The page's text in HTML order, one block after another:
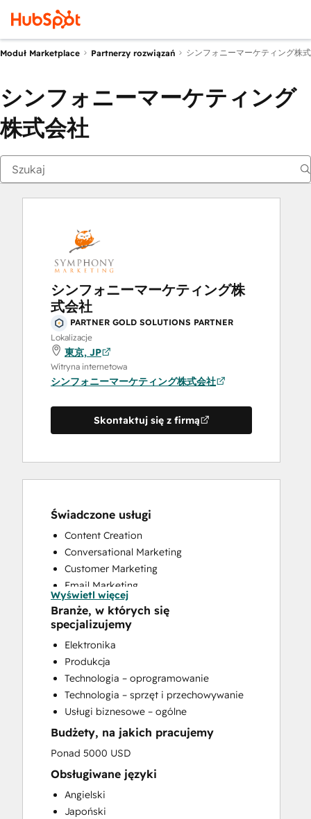
Moduł Marketplace Partnerzy rozwiązań シンフォニーマーケティング株
シンフォニーマーケティング
株式会社
シンフォニーマーケティング株
式会社
PARTNER GOLD SOLUTIONS PARTNER
Lokalizacje
東京, JP
Witryna internetowa
シンフォニーマーケティング株式会社
Skontaktuj się z firmą
Świadczone usługi
Content Creation
Conversational Marketing
Customer Marketing
Email Marketing
Sales and Marketing Alignment
Video Production
Website Design
Website Development
Website Migration
Wyświetl więcej
Branże, w których się
specjalizujemy
Elektronika
Produkcja
Technologia – oprogramowanie
Technologia – sprzęt i przechowywanie
Usługi biznesowe – ogólne
Budżety, na jakich pracujemy
Ponad 5000 USD
Obsługiwane języki
Angielski
Japoński